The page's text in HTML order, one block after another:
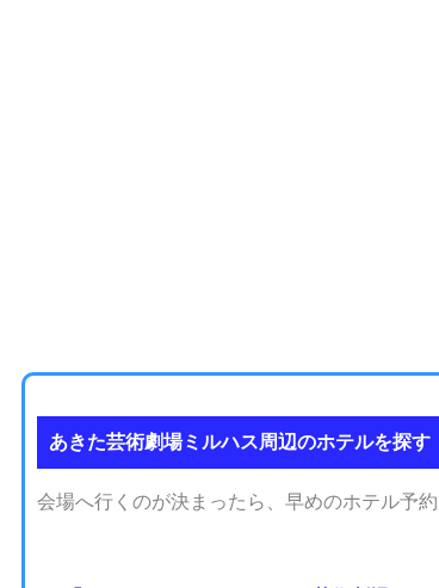
あきた芸術劇場ミルハス周辺のホテルを探す
会場へ行くのが決まったら、早めのホテル予